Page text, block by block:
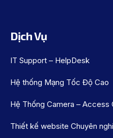
Dịch Vụ
IT Support – HelpDesk
Hệ thống Mạng Tốc Độ Cao
Hệ Thống Camera – Access
Thiết kế website Chuyên